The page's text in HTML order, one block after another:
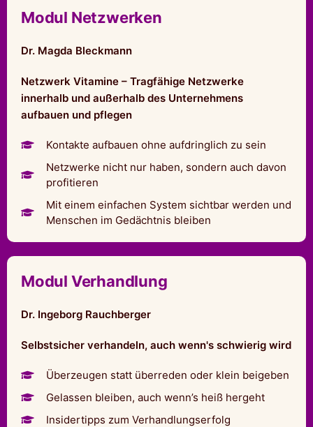
Modul Netzwerken
Dr. Magda Bleckmann
Netzwerk Vitamine – Tragfähige Netzwerke
innerhalb und außerhalb des Unternehmens
aufbauen und pflegen
Kontakte aufbauen ohne aufdringlich zu sein
Netzwerke nicht nur haben, sondern auch davon
profitieren
Mit einem einfachen System sichtbar werden und
Menschen im Gedächtnis bleiben
Modul Verhandlung
Dr. Ingeborg Rauchberger
Selbstsicher verhandeln, auch wenn's schwierig wird
Überzeugen statt überreden oder klein beigeben
Gelassen bleiben, auch wenn’s heiß hergeht
Insidertipps zum Verhandlungserfolg